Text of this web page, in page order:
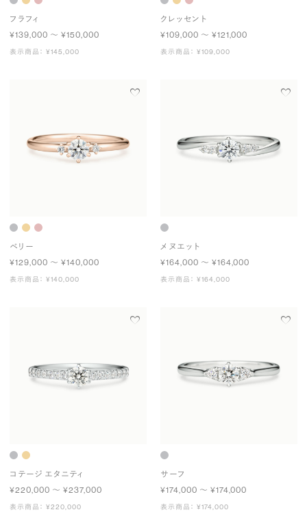
フラフィ
¥139,000 〜 ¥150,000
表示商品： ¥145,000
クレッセント
¥109,000 〜 ¥121,000
表示商品： ¥109,000
ベリー
¥129,000 〜 ¥140,000
表示商品： ¥140,000
メヌエット
¥164,000 〜 ¥164,000
表示商品： ¥164,000
コテージ エタニティ
¥220,000 〜 ¥237,000
表示商品： ¥220,000
サーフ
¥174,000 〜 ¥174,000
表示商品： ¥174,000